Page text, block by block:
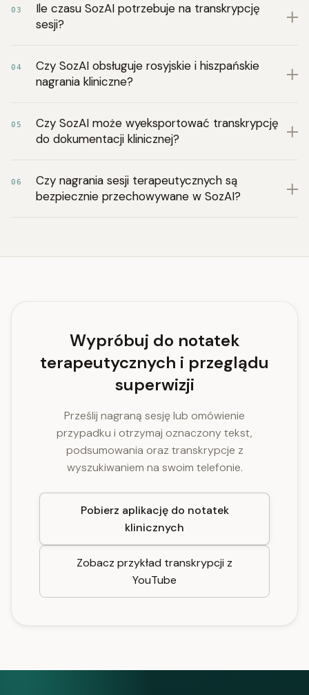
03
Ile czasu SozAI potrzebuje na transkrypcję
sesji?
04
Czy SozAI obsługuje rosyjskie i hiszpańskie
nagrania kliniczne?
05
Czy SozAI może wyeksportować transkrypcję
do dokumentacji klinicznej?
06
Czy nagrania sesji terapeutycznych są
bezpiecznie przechowywane w SozAI?
Wypróbuj do notatek
terapeutycznych i przeglądu
superwizji
Prześlij nagraną sesję lub omówienie
przypadku i otrzymaj oznaczony tekst,
podsumowania oraz transkrypcje z
wyszukiwaniem na swoim telefonie.
Pobierz aplikację do notatek
klinicznych
Zobacz przykład transkrypcji z
YouTube